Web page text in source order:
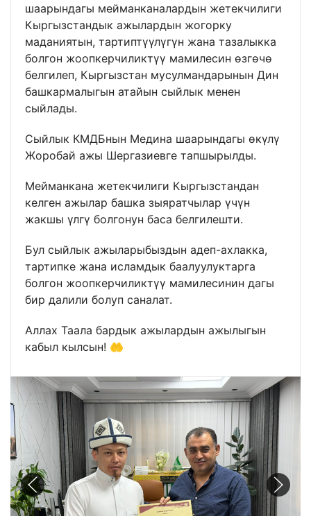
шаарындагы мейманканалардын жетекчилиги
Кыргызстандык ажылардын жогорку
маданиятын, тартиптүүлүгүн жана тазалыкка
болгон жоопкерчиликтүү мамилесин өзгөчө
белгилеп, Кыргызстан мусулмандарынын Дин
башкармалыгын атайын сыйлык менен
сыйлады.
Сыйлык КМДБнын Медина шаарындагы өкүлү
Жоробай ажы Шергазиевге тапшырылды.
Мейманкана жетекчилиги Кыргызстандан
келген ажылар башка зыяратчылар үчүн
жакшы үлгү болгонун баса белгилешти.
Бул сыйлык ажыларыбыздын адеп-ахлакка,
тартипке жана исламдык баалуулуктарга
болгон жоопкерчиликтүү мамилесинин дагы
бир далили болуп саналат.
Аллах Таала бардык ажылардын ажылыгын
кабыл кылсын! 🤲